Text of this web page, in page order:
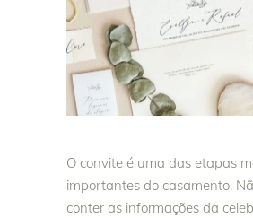
O convite é uma das etapas
importantes do casamento.
conter as informações da